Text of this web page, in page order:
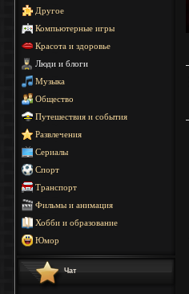
Другое
Компьютерные игры
Красота и здоровье
Люди и блоги
Музыка
Общество
Путешествия и события
Развлечения
Сериалы
Спорт
Транспорт
Фильмы и анимация
Хобби и образование
Юмор
Чат